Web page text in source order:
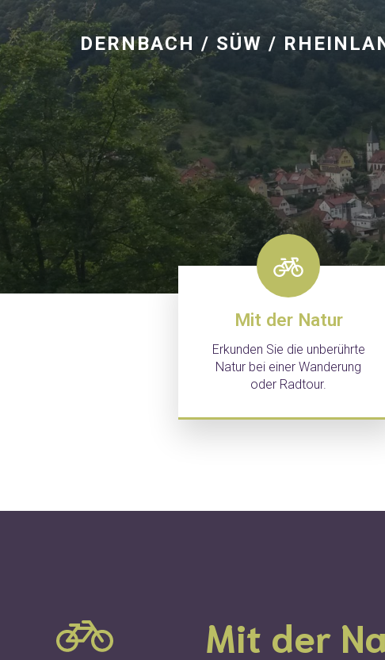
DERNBACH / SÜW /
Mit der Natur
Erkunden Sie die unberührte
Natur bei einer Wanderung
oder Radtour.
Mit der